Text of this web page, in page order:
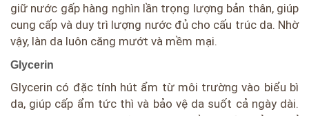
giữ nước gấp hàng nghìn lần trọng lượng bản thân, giúp
cung cấp và duy trì lượng nước đủ cho cấu trúc da. Nhờ
vậy, làn da luôn căng mướt và mềm mại.
Glycerin
Glycerin có đặc tính hút ẩm từ môi trường vào biểu bì
da, giúp cấp ẩm tức thì và bảo vệ da suốt cả ngày dài.